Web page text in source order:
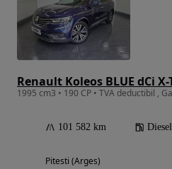
101 582 km Diesel
Pitesti (Arges)